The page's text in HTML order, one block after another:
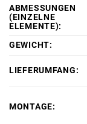
ABMESSUNGEN
(EINZELNE
ELEMENTE):
GEWICHT:
LIEFERUMFANG:
MONTAGE: